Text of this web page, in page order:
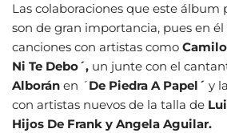
Las colaboraciones que este
son de gran importancia, pues en
canciones con artistas como Camilo
Ni Te Debo´, un junte con el
Alborán en ´De Piedra A Papel´ y
con artistas nuevos de la talla de
Hijos De Frank y Angela Aguilar.